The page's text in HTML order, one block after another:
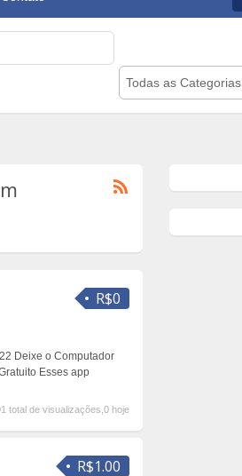
Todas as Categorias
R$0
Deixe o Computador
Esses app
total de visualizações,0 hoje
R$1.00